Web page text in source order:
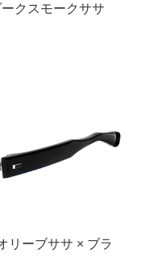
クササ
サ × ブラ